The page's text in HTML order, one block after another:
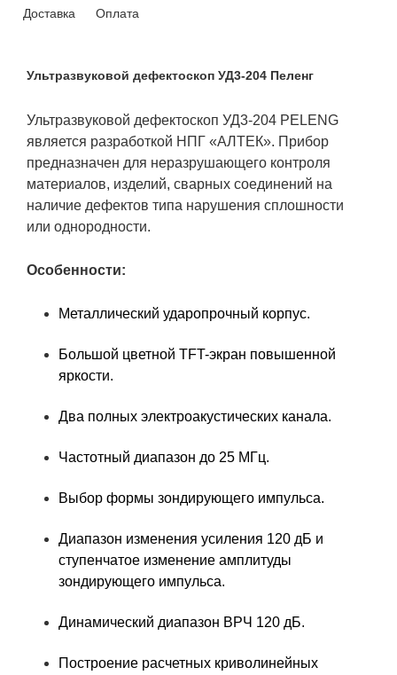
Доставка Оплата
Ультразвуковой дефектоскоп УД3-204 Пеленг
Ультразвуковой дефектоскоп УД3-204 PELENG
является разработкой НПГ «АЛТЕК». Прибор
предназначен для неразрушающего контроля
материалов, изделий, сварных соединений на
наличие дефектов типа нарушения сплошности
или однородности.
Особенности:
Металлический ударопрочный корпус.
Большой цветной TFT-экран повышенной
яркости.
Два полных электроакустических канала.
Частотный диапазон до 25 МГц.
Выбор формы зондирующего импульса.
Диапазон изменения усиления 120 дБ и
ступенчатое изменение амплитуды
зондирующего импульса.
Динамический диапазон ВРЧ 120 дБ.
Построение расчетных криволинейных